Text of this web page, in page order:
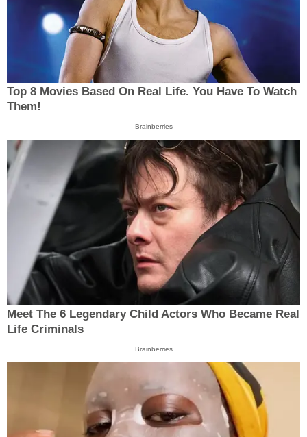
Top 8 Movies Based On Real Life. You Have To Watch
Them!
Brainberries
Meet The 6 Legendary Child Actors Who Became Real
Life Criminals
Brainberries